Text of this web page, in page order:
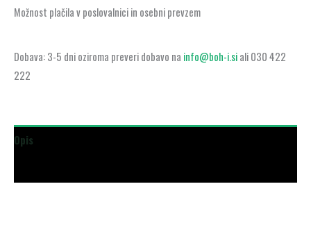
Možnost plačila v poslovalnici in osebni prevzem
Dobava: 3-5 dni oziroma preveri dobavo na info@boh-i.siali 030 422
222
Opis